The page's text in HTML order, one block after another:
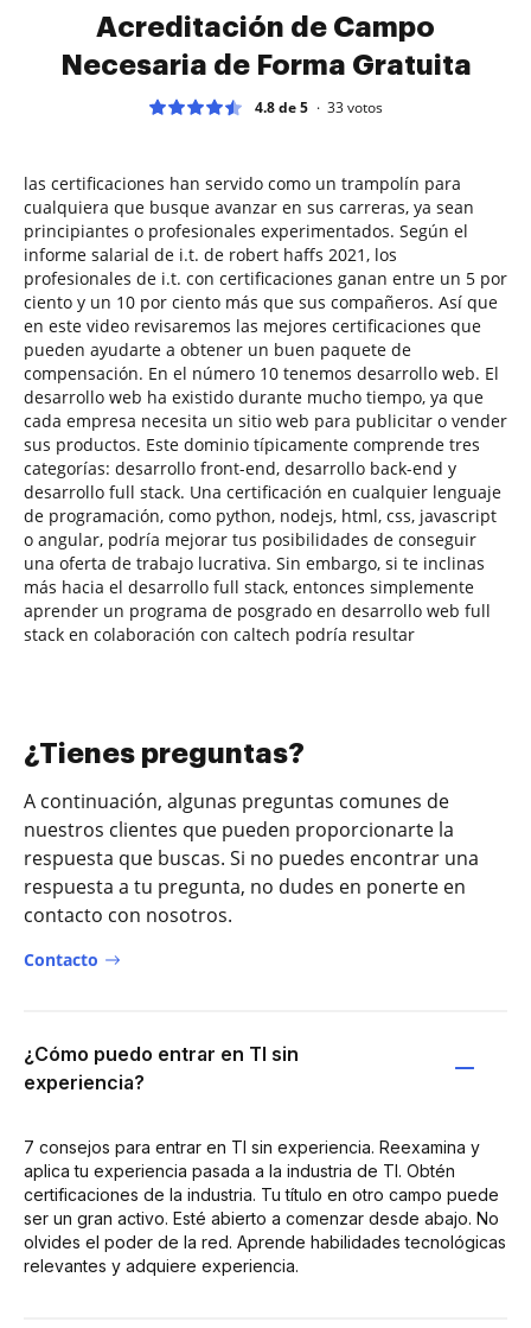
Acreditación de Campo
Necesaria de Forma Gratuita
4.8 de 5 33votos
las certificaciones han servido como un trampolín para
cualquiera que busque avanzar en sus carreras, ya sean
principiantes o profesionales experimentados. Según el
informe salarial de i.t. de robert haffs 2021, los
profesionales de i.t. con certificaciones ganan entre un 5 por
ciento y un 10 por ciento más que sus compañeros. Así que
en este video revisaremos las mejores certificaciones que
pueden ayudarte a obtener un buen paquete de
compensación. En el número 10 tenemos desarrollo web. El
desarrollo web ha existido durante mucho tiempo, ya que
cada empresa necesita un sitio web para publicitar o vender
sus productos. Este dominio típicamente comprende tres
categorías: desarrollo front-end, desarrollo back-end y
desarrollo full stack. Una certificación en cualquier lenguaje
de programación, como python, nodejs, html, css, javascript
o angular, podría mejorar tus posibilidades de conseguir
una oferta de trabajo lucrativa. Sin embargo, si te inclinas
más hacia el desarrollo full stack, entonces simplemente
aprender un programa de posgrado en desarrollo web full
stack en colaboración con caltech podría resultar
¿Tienes preguntas?
A continuación, algunas preguntas comunes de
nuestros clientes que pueden proporcionarte la
respuesta que buscas. Si no puedes encontrar una
respuesta a tu pregunta, no dudes en ponerte en
contacto con nosotros.
Contacto
¿Cómo puedo entrar en TI sin
experiencia?
7 consejos para entrar en TI sin experiencia. Reexamina y
aplica tu experiencia pasada a la industria de TI. Obtén
certificaciones de la industria. Tu título en otro campo puede
ser un gran activo. Esté abierto a comenzar desde abajo. No
olvides el poder de la red. Aprende habilidades tecnológicas
relevantes y adquiere experiencia.